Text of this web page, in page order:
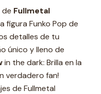
Fullmetal
figura Funko Pop de
detalles de tu
único y lleno de
in the dark: Brilla en la
verdadero fan!
de Fullmetal